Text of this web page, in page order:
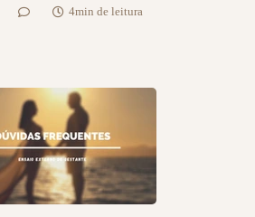
4min de leitura